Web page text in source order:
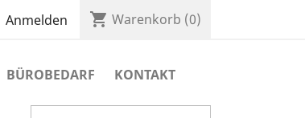
Anmelden shopping_cart Warenkorb (0)
BÜROBEDARF KONTAKT